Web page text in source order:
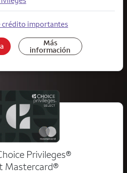
crédito importantes
Más
información
Privileges®
Mastercard®